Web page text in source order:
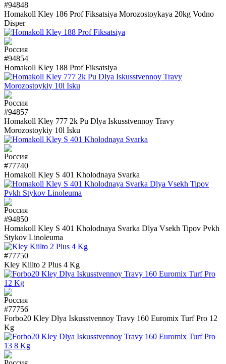
#94848
Homakoll Kley 186 Prof Fiksatsiya Morozostoykaya 20kg Vodno
Disper
#94854
Homakoll Kley 188 Prof Fiksatsiya
#94857
Homakoll Kley 777 2k Pu Dlya Iskusstvennoy Travy
Morozostoykiy 10l Isku
#77740
Homakoll Kley S 401 Kholodnaya Svarka
#94850
Homakoll Kley S 401 Kholodnaya Svarka Dlya Vsekh Tipov Pvkh
Stykov Linoleuma
#77750
Kley Kiilto 2 Plus 4 Kg
#77756
Forbo20 Kley Dlya Iskusstvennoy Travy 160 Euromix Turf Pro 12
Kg